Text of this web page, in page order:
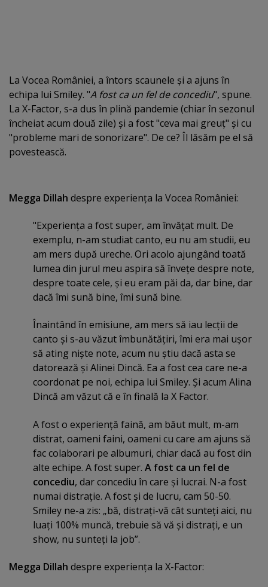
La Vocea României, a întors scaunele şi a ajuns în
echipa lui Smiley. "A fost ca un fel de concediu", spune.
La X-Factor, s-a dus în plină pandemie (chiar în sezonul
încheiat acum două zile) şi a fost "ceva mai greuţ" şi cu
"probleme mari de sonorizare". De ce? Îl lăsăm pe el să
povestească.
Megga Dillah despre experienţa la Vocea României:
"Experienţa a fost super, am învăţat mult. De
exemplu, n-am studiat canto, eu nu am studii, eu
am mers după ureche. Ori acolo ajungând toată
lumea din jurul meu aspira să înveţe despre note,
despre toate cele, şi eu eram păi da, dar bine, dar
dacă îmi sună bine, îmi sună bine.
Înaintând în emisiune, am mers să iau lecţii de
canto şi s-au văzut îmbunătăţiri, îmi era mai uşor
să ating nişte note, acum nu ştiu dacă asta se
datorează şi Alinei Dincă. Ea a fost cea care ne-a
coordonat pe noi, echipa lui Smiley. Şi acum Alina
Dincă am văzut că e în finală la X Factor.
A fost o experienţă faină, am băut mult, m-am
distrat, oameni faini, oameni cu care am ajuns să
fac colaborari pe albumuri, chiar dacă au fost din
alte echipe. A fost super. A fost ca un fel de
concediu, dar concediu în care şi lucrai. N-a fost
numai distraţie. A fost şi de lucru, cam 50-50.
Smiley ne-a zis: „bă, distraţi-vă cât sunteţi aici, nu
luaţi 100% muncă, trebuie să vă şi distraţi, e un
show, nu sunteţi la job”.
Megga Dillah despre experienţa la X-Factor: